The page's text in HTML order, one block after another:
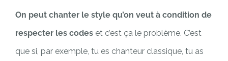
On peut chanter le style qu’on veut à condition de
respecter les codeset c’est ça le problème. C’est
que si, par exemple, tu es chanteur classique, tu as